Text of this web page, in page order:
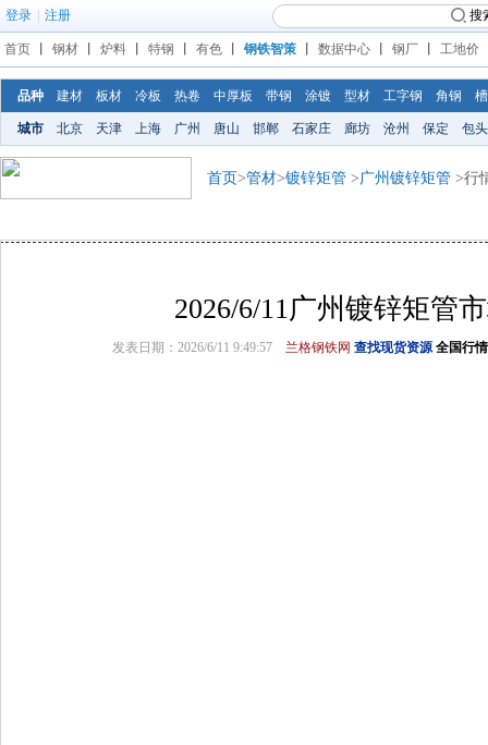
登录 注册 搜
首页 钢材 炉料 特钢 有色 钢铁智策 数据中心 钢厂 工地价
品种 建材 板材 冷板 热卷 中厚板 带钢 涂镀 型材 工字钢 角钢
城市 北京 天津 上海 广州 唐山 邯郸 石家庄 廊坊 沧州 保定 包头
首页>管材>镀锌矩管 >广州镀锌矩管 >行
2026/6/11广州镀锌矩管
发表日期：2026/6/11 9:49:57 兰格钢铁网 查找现货资源 全国行